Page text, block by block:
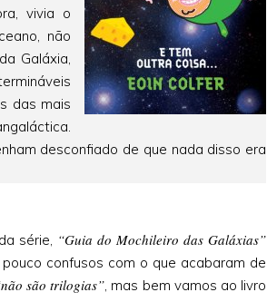
vivia o
não
Galáxia,
das mais
desconfiado de que nada disso era
série, “Guia do Mochileiro das Galáxias”
confusos com o que acabaram de
são trilogias”, mas bem vamos ao livro